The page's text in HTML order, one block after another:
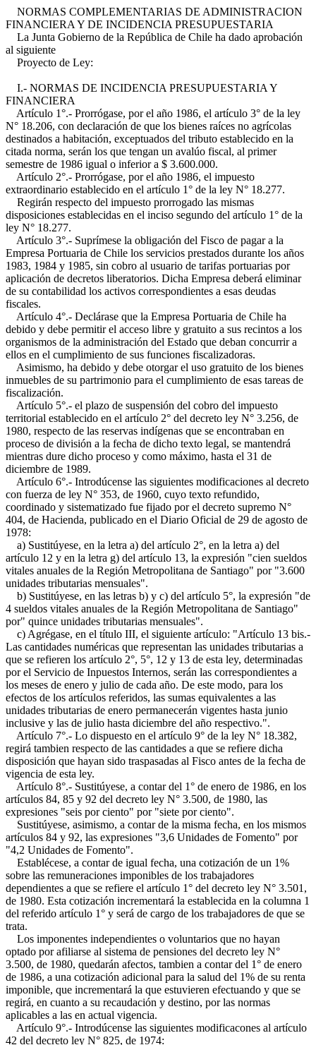
NORMAS COMPLEMENTARIAS DE ADMINISTRACION
FINANCIERA Y DE INCIDENCIA PRESUPUESTARIA
La Junta Gobierno de la República de Chile ha dado aprobación
al siguiente
Proyecto de Ley:
I.- NORMAS DE INCIDENCIA PRESUPUESTARIA Y
FINANCIERA
Artículo 1°.- Prorrógase, por el año 1986, el artículo 3° de la ley
N° 18.206, con declaración de que los bienes raíces no agrícolas
destinados a habitación, exceptuados del tributo establecido en la
citada norma, serán los que tengan un avalúo fiscal, al primer
semestre de 1986 igual o inferior a $ 3.600.000.
Artículo 2°.- Prorrógase, por el año 1986, el impuesto
extraordinario establecido en el artículo 1° de la ley N° 18.277.
Regirán respecto del impuesto prorrogado las mismas
disposiciones establecidas en el inciso segundo del artículo 1° de la
ley N° 18.277.
Artículo 3°.- Suprímese la obligación del Fisco de pagar a la
Empresa Portuaria de Chile los servicios prestados durante los años
1983, 1984 y 1985, sin cobro al usuario de tarifas portuarias por
aplicación de decretos liberatorios. Dicha Empresa deberá eliminar
de su contabilidad los activos correspondientes a esas deudas
fiscales.
Artículo 4°.- Declárase que la Empresa Portuaria de Chile ha
debido y debe permitir el acceso libre y gratuito a sus recintos a los
organismos de la administración del Estado que deban concurrir a
ellos en el cumplimiento de sus funciones fiscalizadoras.
Asimismo, ha debido y debe otorgar el uso gratuito de los bienes
inmuebles de su partrimonio para el cumplimiento de esas tareas de
fiscalización.
Artículo 5°.- el plazo de suspensión del cobro del impuesto
territorial establecido en el artículo 2° del decreto ley N° 3.256, de
1980, respecto de las reservas indígenas que se encontraban en
proceso de división a la fecha de dicho texto legal, se mantendrá
mientras dure dicho proceso y como máximo, hasta el 31 de
diciembre de 1989.
Artículo 6°.- Introdúcense las siguientes modificaciones al decreto
con fuerza de ley N° 353, de 1960, cuyo texto refundido,
coordinado y sistematizado fue fijado por el decreto supremo N°
404, de Hacienda, publicado en el Diario Oficial de 29 de agosto de
1978:
a) Sustitúyese, en la letra a) del artículo 2°, en la letra a) del
artículo 12 y en la letra g) del artículo 13, la expresión "cien sueldos
vitales anuales de la Región Metropolitana de Santiago" por "3.600
unidades tributarias mensuales".
b) Sustitúyese, en las letras b) y c) del artículo 5°, la expresión "de
4 sueldos vitales anuales de la Región Metropolitana de Santiago"
por" quince unidades tributarias mensuales".
c) Agrégase, en el título III, el siguiente artículo: "Artículo 13 bis.-
Las cantidades numéricas que representan las unidades tributarias a
que se refieren los artículo 2°, 5°, 12 y 13 de esta ley, determinadas
por el Servicio de Inpuestos Internos, serán las correspondientes a
los meses de enero y julio de cada año. De este modo, para los
efectos de los artículos referidos, las sumas equivalentes a las
unidades tributarias de enero permanecerán vigentes hasta junio
inclusive y las de julio hasta diciembre del año respectivo.".
Artículo 7°.- Lo dispuesto en el artículo 9° de la ley N° 18.382,
regirá tambien respecto de las cantidades a que se refiere dicha
disposición que hayan sido traspasadas al Fisco antes de la fecha de
vigencia de esta ley.
Artículo 8°.- Sustitúyese, a contar del 1° de enero de 1986, en los
artículos 84, 85 y 92 del decreto ley N° 3.500, de 1980, las
expresiones "seis por ciento" por "siete por ciento".
Sustitúyese, asimismo, a contar de la misma fecha, en los mismos
artículos 84 y 92, las expresiones "3,6 Unidades de Fomento" por
"4,2 Unidades de Fomento".
Establécese, a contar de igual fecha, una cotización de un 1%
sobre las remuneraciones imponibles de los trabajadores
dependientes a que se refiere el artículo 1° del decreto ley N° 3.501,
de 1980. Esta cotización incrementará la establecida en la columna 1
del referido artículo 1° y será de cargo de los trabajadores de que se
trata.
Los imponentes independientes o voluntarios que no hayan
optado por afiliarse al sistema de pensiones del decreto ley N°
3.500, de 1980, quedarán afectos, tambien a contar del 1° de enero
de 1986, a una cotización adicional para la salud del 1% de su renta
imponible, que incrementará la que estuvieren efectuando y que se
regirá, en cuanto a su recaudación y destino, por las normas
aplicables a las en actual vigencia.
Artículo 9°.- Introdúcense las siguientes modificacones al artículo
42 del decreto ley N° 825, de 1974: